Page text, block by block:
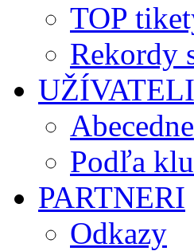
TOP
Rekordy
Abecedne
Podľa
PARTNERI
Odkazy